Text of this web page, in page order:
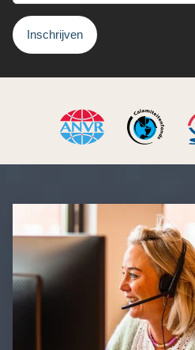
Inschrijven